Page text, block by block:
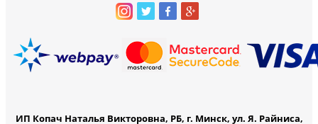
ИП Копач Наталья Викторовна, РБ, г. Минск, ул. Я. Райниса,